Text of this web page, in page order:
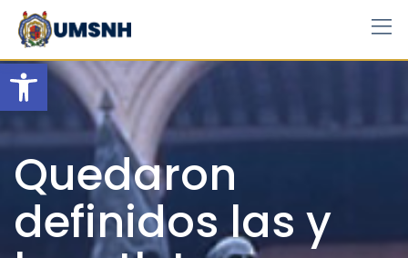
Open toolbar
Skip
content
Quedaron
definidos las y